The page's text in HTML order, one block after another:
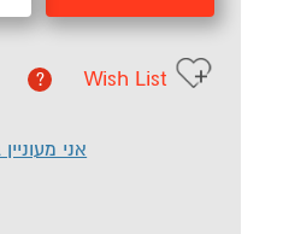
Wish List
?
אני